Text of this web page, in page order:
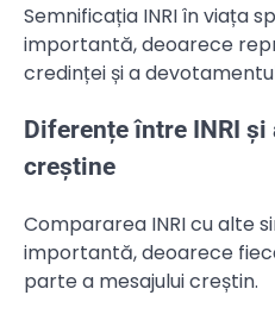
Semnificația INRI în viața
importantă, deoarece
credinței și a
Diferențe între INRI
creștine
Compararea INRI cu alte
importantă, deoarece
parte a mesajului creștin.